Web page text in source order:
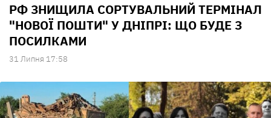
РФ ЗНИЩИЛА СОРТУВАЛЬНИЙ ТЕРМІНАЛ
"НОВОЇ ПОШТИ" У ДНІПРІ: ЩО БУДЕ З
ПОСИЛКАМИ
31 Липня 17:58